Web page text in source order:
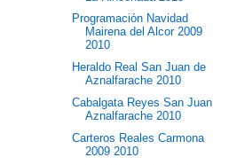
Programación Navidad
Mairena del Alcor 2009
2010
Heraldo Real San Juan de
Aznalfarache 2010
Cabalgata Reyes San Juan
Aznalfarache 2010
Carteros Reales Carmona
2009 2010